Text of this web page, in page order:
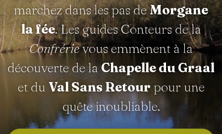
marchez dans les pas deMorgane
la fée. Les guides Conteurs de la
Confrérievous emmènent à la
découverte de laChapelle du Graal
et du Val Sans Retour pour une
quête inoubliable.